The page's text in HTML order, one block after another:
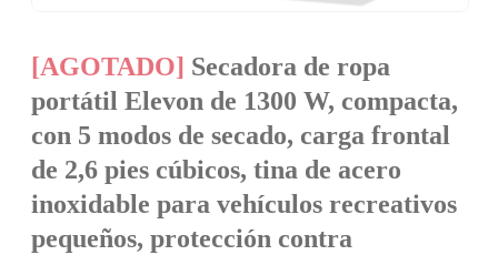
[AGOTADO] Secadora de ropa
portátil Elevon de 1300 W, compacta,
con 5 modos de secado, carga frontal
de 2,6 pies cúbicos, tina de acero
inoxidable para vehículos recreativos
pequeños, protección contra